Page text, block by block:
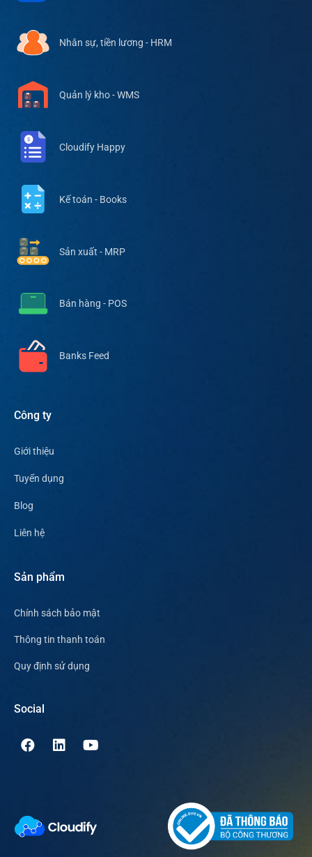
Nhân sự, tiền lương - HRM
Quản lý kho - WMS
Cloudify Happy
Kế toán - Books
Sản xuất - MRP
Bán hàng - POS
Banks Feed
Công ty
Giới thiệu
Tuyển dụng
Blog
Liên hệ
Sản phẩm
Chính sách bảo mật
Thông tin thanh toán
Quy định sử dụng
Social